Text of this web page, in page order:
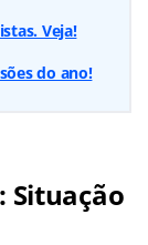
Veja!
do ano!
Situação